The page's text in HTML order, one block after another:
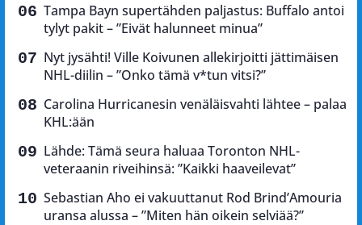
Tampa Bayn supertähden paljastus: Buffalo antoi
tylyt pakit – ”Eivät halunneet minua”
Nyt jysähti! Ville Koivunen allekirjoitti jättimäisen
NHL-diilin – ”Onko tämä v*tun vitsi?”
Carolina Hurricanesin venäläisvahti lähtee – palaa
KHL:ään
Lähde: Tämä seura haluaa Toronton NHL-
veteraanin riveihinsä: ”Kaikki haaveilevat”
Sebastian Aho ei vakuuttanut Rod Brind’Amouria
uransa alussa – ”Miten hän oikein selviää?”